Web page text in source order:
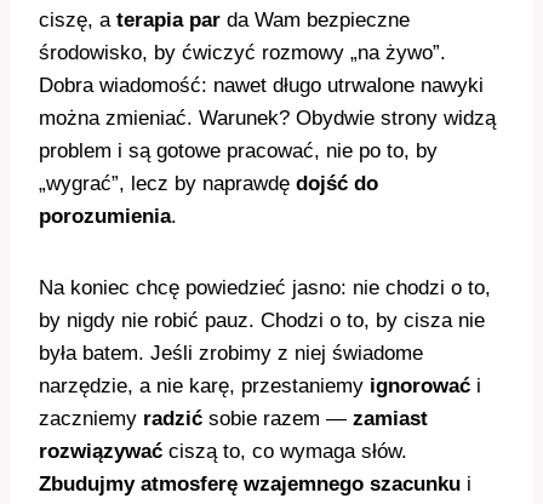
ciszę, a terapia par da Wam bezpieczne
środowisko, by ćwiczyć rozmowy „na żywo”.
Dobra wiadomość: nawet długo utrwalone nawyki
można zmieniać. Warunek? Obydwie strony widzą
problem i są gotowe pracować, nie po to, by
„wygrać”, lecz by naprawdę dojść do
porozumienia.
Na koniec chcę powiedzieć jasno: nie chodzi o to,
by nigdy nie robić pauz. Chodzi o to, by cisza nie
była batem. Jeśli zrobimy z niej świadome
narzędzie, a nie karę, przestaniemy ignorować i
zaczniemy radzić sobie razem — zamiast
rozwiązywać ciszą to, co wymaga słów.
Zbudujmy atmosferę wzajemnego szacunku i